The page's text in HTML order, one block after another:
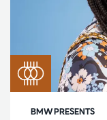
BMW PRESENTS